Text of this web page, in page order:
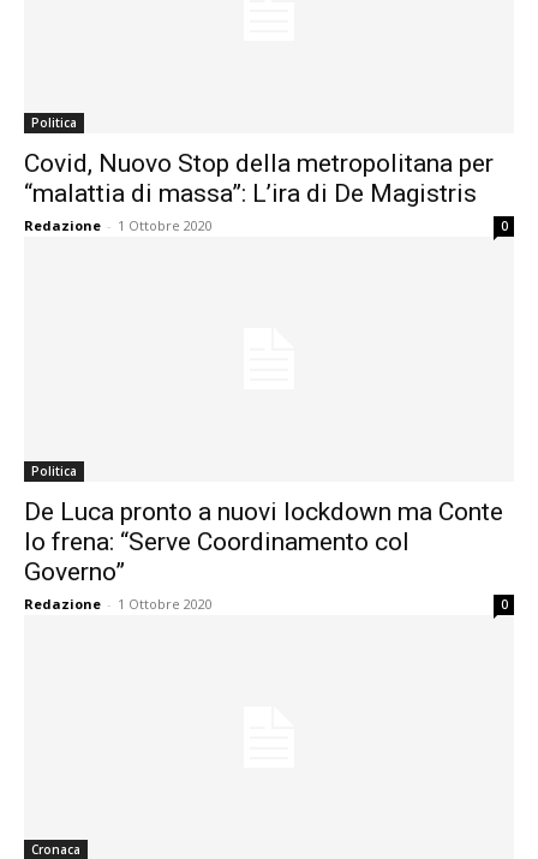
Politica
Covid, Nuovo Stop della metropolitana per
“malattia di massa”: L’ira di De Magistris
Redazione - 1 Ottobre 2020 0
Politica
De Luca pronto a nuovi lockdown ma Conte
lo frena: “Serve Coordinamento col
Governo”
Redazione - 1 Ottobre 2020 0
Cronaca